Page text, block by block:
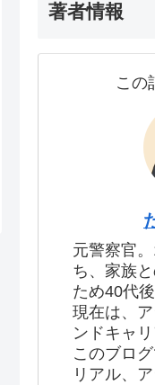
著者情報
この
元警察官
ち、家族
ため40代
現在は、
ンドキャ
このブロ
リアル、